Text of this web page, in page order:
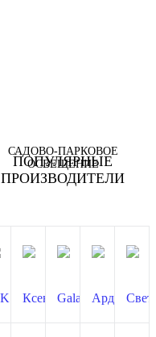
САДОВО-ПАРКОВОЕ
ОСВЕЩЕНИЕ
ПОПУЛЯРНЫЕ
ПРОИЗВОДИТЕЛИ